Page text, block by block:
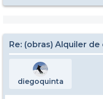
Re: (obras) Alquiler
diegoquinta